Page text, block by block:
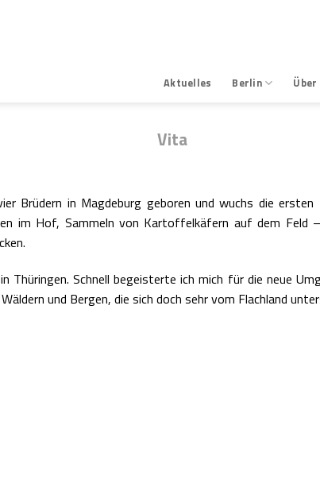
Aktuelles Berlin Über
Vita
Brüdern in Magdeburg geboren und wuchs die ersten
im Hof, Sammeln von Kartoffelkäfern auf dem Feld
Thüringen. Schnell begeisterte ich mich für die neue
und Bergen, die sich doch sehr vom Flachland